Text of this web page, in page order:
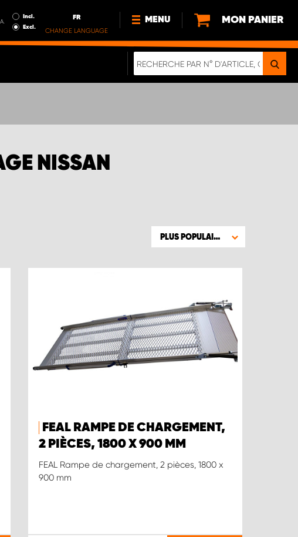
Incl.
Excl.
FR
CHANGE LANGUAGE
MENU
NOUVEAUTÉS
MON PANIER
NISSAN
PLUS POPULAIRE
FEAL RAMPE DE CHARGEMENT,
2 PIÈCES, 1800 X 900 MM
FEAL Rampe de chargement, 2 pièces, 1800 x
900 mm